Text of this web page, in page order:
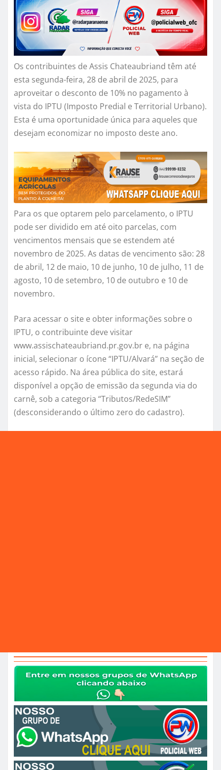
Os contribuintes de Assis Chateaubriand têm até
esta segunda-feira, 28 de abril de 2025, para
aproveitar o desconto de 10% no pagamento à
vista do IPTU (Imposto Predial e Territorial Urbano).
Esta é uma oportunidade única para aqueles que
desejam economizar no imposto deste ano.
Para os que optarem pelo parcelamento, o IPTU
pode ser dividido em até oito parcelas, com
vencimentos mensais que se estendem até
novembro de 2025. As datas de vencimento são: 28
de abril, 12 de maio, 10 de junho, 10 de julho, 11 de
agosto, 10 de setembro, 10 de outubro e 10 de
novembro.
Para acessar o site e obter informações sobre o
IPTU, o contribuinte deve visitar
www.assischateaubriand.pr.gov.br e, na página
inicial, selecionar o ícone “IPTU/Alvará” na seção de
acesso rápido. Na área pública do site, estará
disponível a opção de emissão da segunda via do
carnê, sob a categoria “Tributos/RedeSIM”
(desconsiderando o último zero do cadastro).